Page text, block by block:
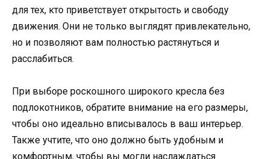
для тех, кто приветствует открытость и свободу
движения. Они не только выглядят привлекательно,
но и позволяют вам полностью растянуться и
расслабиться.
При выборе роскошного широкого кресла без
подлокотников, обратите внимание на его размеры,
чтобы оно идеально вписывалось в ваш интерьер.
Также учтите, что оно должно быть удобным и
комфортным, чтобы вы могли наслаждаться